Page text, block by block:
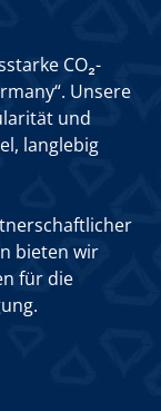
CO₂-
Unsere
und
langlebig
bieten wir
für die